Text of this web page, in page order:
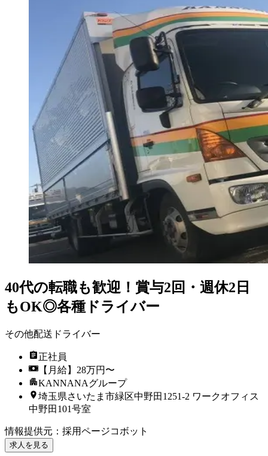
40代の転職も歓迎！賞与2回・週休2日
もOK◎各種ドライバー
その他配送ドライバー
正社員
【月給】28万円〜
KANNANAグループ
埼玉県さいたま市緑区中野田1251-2 ワークオフィス
中野田101号室
情報提供元 ： 採用ページコボット
求人を見る